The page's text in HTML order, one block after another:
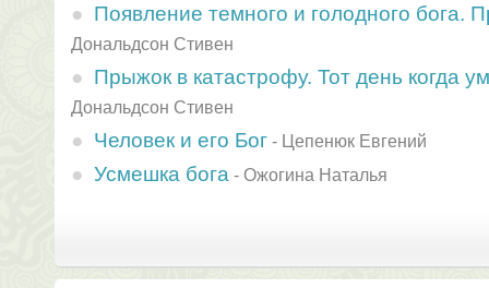
Появление темного и голодного бога.
Дональдсон Стивен
Прыжок в катастрофу. Тот день когда
Дональдсон Стивен
Человек и его Бог - Цепенюк Евгений
Усмешка бога - Ожогина Наталья